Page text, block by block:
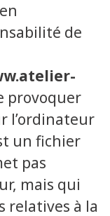
de
provoquer
l’ordinateur
un fichier
pas
mais qui
relatives à la